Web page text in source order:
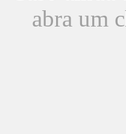
abra um